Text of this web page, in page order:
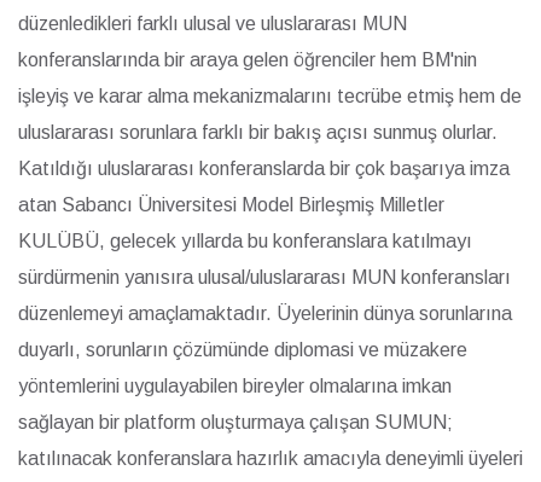
düzenledikleri farklı ulusal ve uluslararası MUN
konferanslarında bir araya gelen öğrenciler hem BM'nin
işleyiş ve karar alma mekanizmalarını tecrübe etmiş hem de
uluslararası sorunlara farklı bir bakış açısı sunmuş olurlar.
Katıldığı uluslararası konferanslarda bir çok başarıya imza
atan Sabancı Üniversitesi Model Birleşmiş Milletler
KULÜBÜ, gelecek yıllarda bu konferanslara katılmayı
sürdürmenin yanısıra ulusal/uluslararası MUN konferansları
düzenlemeyi amaçlamaktadır. Üyelerinin dünya sorunlarına
duyarlı, sorunların çözümünde diplomasi ve müzakere
yöntemlerini uygulayabilen bireyler olmalarına imkan
sağlayan bir platform oluşturmaya çalışan SUMUN;
katılınacak konferanslara hazırlık amacıyla deneyimli üyeleri